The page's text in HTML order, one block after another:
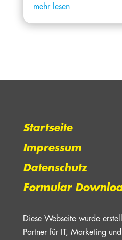
mehr lesen
Startseite
Impressum
Datenschutz
Formular
Diese Webseite wurde
Partner für IT, Marketing